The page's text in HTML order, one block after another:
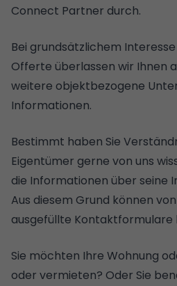
Connect Partner durch.
Bei grundsätzlichem
Offerte überlassen wir Ihnen
weitere objektbezogene
Informationen.
Bestimmt haben Sie
Eigentümer gerne von uns
die Informationen über seine
Aus diesem Grund können
ausgefüllte
Sie möchten Ihre Wohnung
oder vermieten? Oder Sie